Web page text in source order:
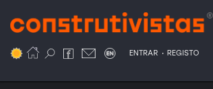
para
conteúdo
ENTRAR . REGISTO